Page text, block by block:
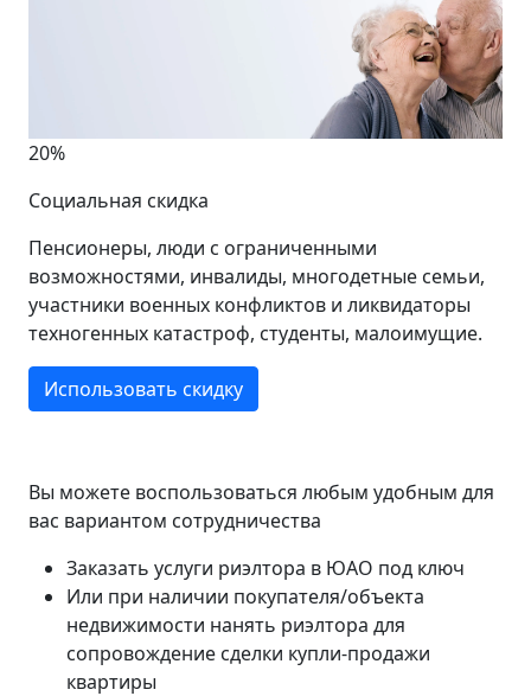
20%
Социальная скидка
Пенсионеры, люди с ограниченными
возможностями, инвалиды, многодетные семьи,
участники военных конфликтов и ликвидаторы
техногенных катастроф, студенты, малоимущие.
Использовать скидку
Вы можете воспользоваться любым удобным для
вас вариантом сотрудничества
Заказать услуги риэлтора в ЮАО под ключ
Или при наличии покупателя/объекта
недвижимости нанять риэлтора для
сопровождение сделки купли-продажи
квартиры